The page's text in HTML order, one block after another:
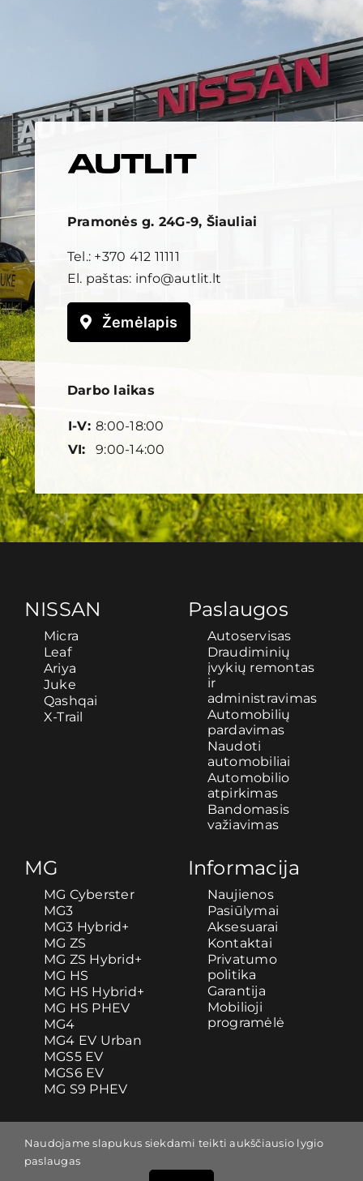
Pramonės g. 24G-9, Šiauliai
Tel.: +370 412 11111
El. paštas: info@autlit.lt
Žemėlapis
Darbo laikas
I-V: 8:00-18:00
VI:
9:00-14:00
NISSAN
Micra
Leaf
Ariya
Juke
Qashqai
X-Trail
MG
MG Cyberster
MG3
MG3 Hybrid+
MG ZS
MG ZS Hybrid+
MG HS
MG HS Hybrid+
MG HS PHEV
MG4
MG4 EV Urban
MGS5 EV
MGS6 EV
MG S9 PHEV
Paslaugos
Autoservisas
Draudiminių
įvykių remontas
ir
administravimas
Automobilių
pardavimas
Naudoti
automobiliai
Automobilio
atpirkimas
Bandomasis
važiavimas
Informacija
Naujienos
Pasiūlymai
Aksesuarai
Kontaktai
Privatumo
politika
Garantija
Mobilioji
programėlė
Naudojame slapukus siekdami teikti aukščiausio lygio
paslaugas